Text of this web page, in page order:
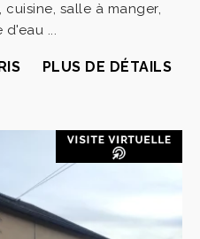
salle à manger,
d'eau ...
PLUS DE DÉTAILS